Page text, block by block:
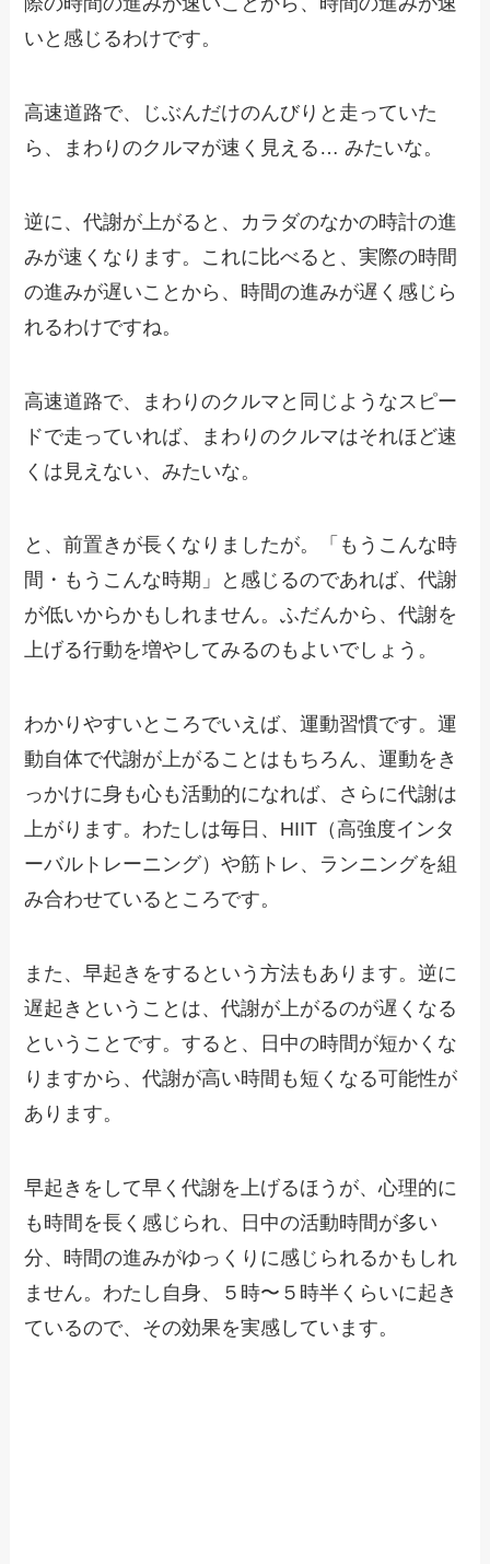
いと感じるわけです。
高速道路で、じぶんだけのんびりと走っていた
ら、まわりのクルマが速く見える… みたいな。
逆に、代謝が上がると、カラダのなかの時計の進
みが速くなります。これに比べると、実際の時間
の進みが遅いことから、時間の進みが遅く感じら
れるわけですね。
高速道路で、まわりのクルマと同じようなスピー
ドで走っていれば、まわりのクルマはそれほど速
くは見えない、みたいな。
と、前置きが長くなりましたが。「もうこんな時
間・もうこんな時期」と感じるのであれば、代謝
が低いからかもしれません。ふだんから、代謝を
上げる行動を増やしてみるのもよいでしょう。
わかりやすいところでいえば、運動習慣です。運
動自体で代謝が上がることはもちろん、運動をき
っかけに身も心も活動的になれば、さらに代謝は
上がります。わたしは毎日、HIIT（高強度インタ
ーバルトレーニング）や筋トレ、ランニングを組
み合わせているところです。
また、早起きをするという方法もあります。逆に
遅起きということは、代謝が上がるのが遅くなる
ということです。すると、日中の時間が短かくな
りますから、代謝が高い時間も短くなる可能性が
あります。
早起きをして早く代謝を上げるほうが、心理的に
も時間を長く感じられ、日中の活動時間が多い
分、時間の進みがゆっくりに感じられるかもしれ
ません。わたし自身、５時〜５時半くらいに起き
ているので、その効果を実感しています。